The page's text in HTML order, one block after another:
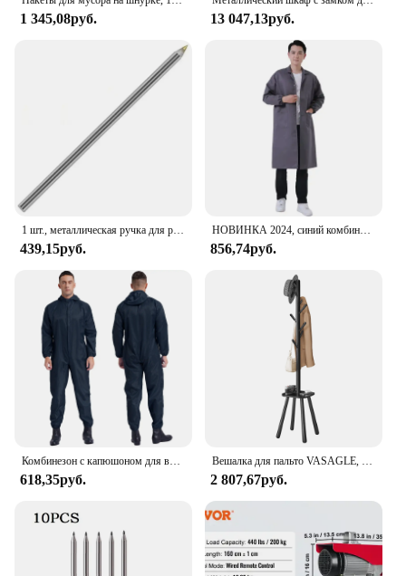
1 345,08руб. 13 047,13руб.
1 шт., металлическая ручка для резки стеклянной плитки
439,15руб.
НОВИНКА 2024, синий комбинезон, пылезащитная одежда с длинными рукавами и транспортной одеждой для печати, рабочая одежда для охраны труда
856,74руб.
Комбинезон с капюшоном для взрослых, антистатический, с длинным рукавом, на молнии, пыленепроницаемый, для лабораторных работников
618,35руб.
Вешалка для пальто VASAGLE, отдельно стоящая вешалка для пальто, дерево для пальто прихожей с 8 крючками и полкой для хранения, высота 67,1 дюйма, для пальто, шляп
2 807,67руб.